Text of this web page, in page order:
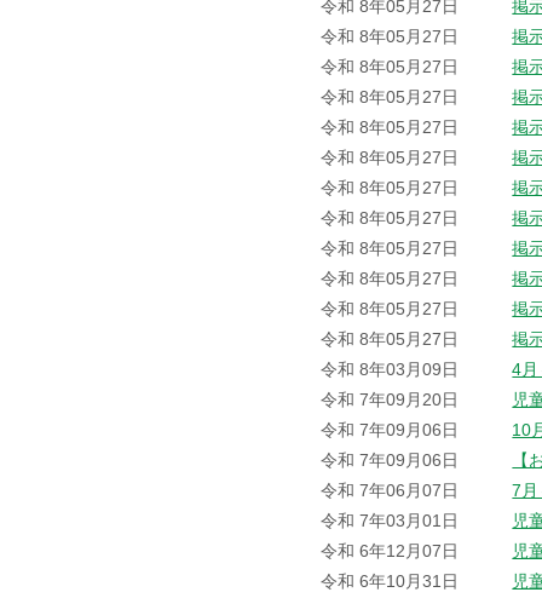
令和 8年05月27日
掲
令和 8年05月27日
掲
令和 8年05月27日
掲
令和 8年05月27日
掲
令和 8年05月27日
掲
令和 8年05月27日
掲
令和 8年05月27日
掲
令和 8年05月27日
掲
令和 8年05月27日
掲
令和 8年05月27日
掲
令和 8年05月27日
掲
令和 8年05月27日
掲
令和 8年03月09日
4月
令和 7年09月20日
児
令和 7年09月06日
10
令和 7年09月06日
【
令和 7年06月07日
7月
令和 7年03月01日
児
令和 6年12月07日
児
令和 6年10月31日
児